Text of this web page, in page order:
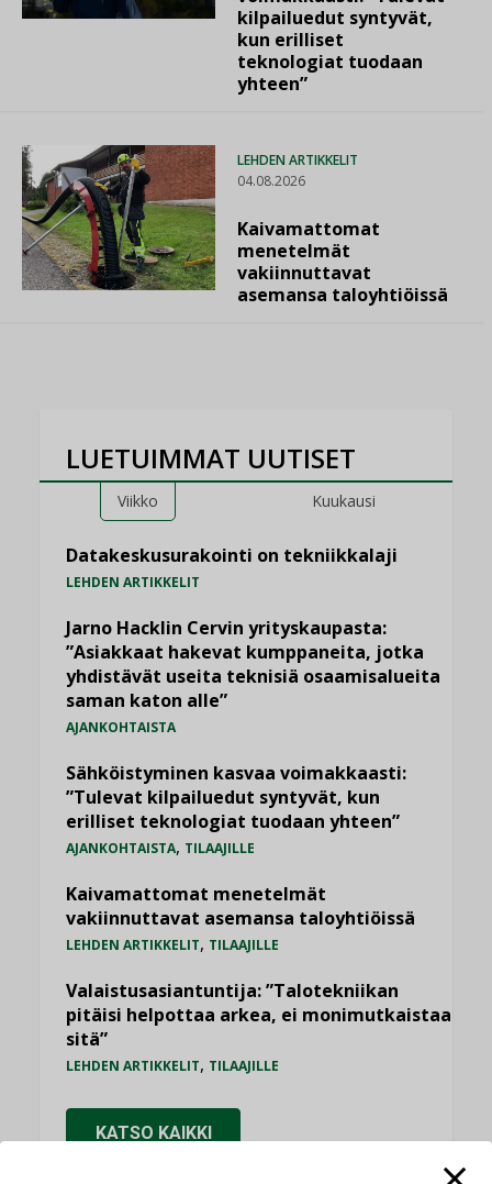
kilpailuedut syntyvät,
kun erilliset
teknologiat tuodaan
yhteen”
LEHDEN ARTIKKELIT
04.08.2026
Kaivamattomat
menetelmät
vakiinnuttavat
asemansa taloyhtiöissä
LUETUIMMAT UUTISET
Viikko Kuukausi
Datakeskusurakointi on tekniikkalaji
LEHDEN ARTIKKELIT
Jarno Hacklin Cervin yrityskaupasta:
”Asiakkaat hakevat kumppaneita, jotka
yhdistävät useita teknisiä osaamisalueita
saman katon alle”
AJANKOHTAISTA
Sähköistyminen kasvaa voimakkaasti:
”Tulevat kilpailuedut syntyvät, kun
erilliset teknologiat tuodaan yhteen”
AJANKOHTAISTA, TILAAJILLE
Kaivamattomat menetelmät
vakiinnuttavat asemansa taloyhtiöissä
LEHDEN ARTIKKELIT, TILAAJILLE
Valaistusasiantuntija: ”Talotekniikan
pitäisi helpottaa arkea, ei monimutkaistaa
sitä”
LEHDEN ARTIKKELIT, TILAAJILLE
KATSO KAIKKI